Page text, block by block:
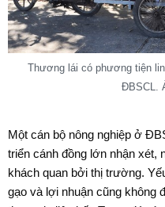
Thương lái có phương tiện
ĐBSCL.
Một cán bộ nông nghiệp ở
triển cánh đồng lớn nhận xét,
khách quan bởi thị trường.
gạo và lợi nhuận cũng không